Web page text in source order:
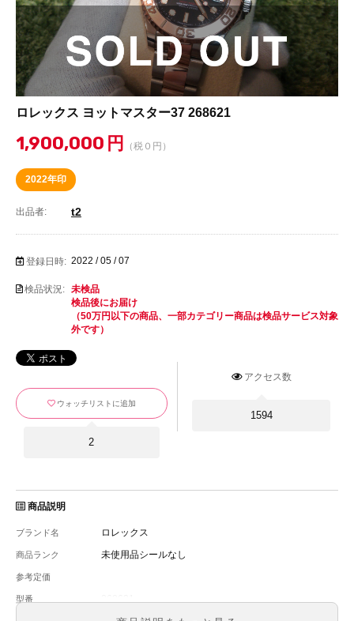
ロレックス ヨットマスター37 268621
1,900,000 円 （税０円）
2022年印
出品者: t2
登録日時: 2022 / 05 / 07
検品状況: 未検品
検品後にお届け
（50万円以下の商品、一部カテゴリー商品は検品サービス対象
外です）
アクセス数
1594
ウォッチリストに追加
2
商品説明
ブランド名 ロレックス
商品ランク 未使用品シールなし
参考定価
型番